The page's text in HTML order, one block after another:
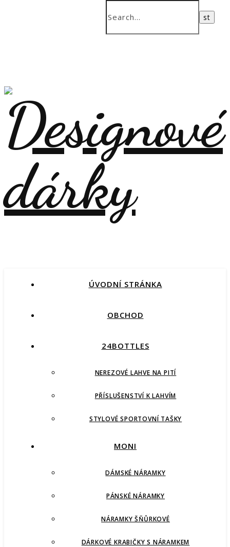
ÚVODNÍ STRÁNKA
OBCHOD
24BOTTLES
NEREZOVÉ LAHVE NA PITÍ
PŘÍSLUŠENSTVÍ K LAHVÍM
STYLOVÉ SPORTOVNÍ TAŠKY
MONI
DÁMSKÉ NÁRAMKY
PÁNSKÉ NÁRAMKY
NÁRAMKY ŠŇŮRKOVÉ
DÁRKOVÉ KRABIČKY S NÁRAMKEM